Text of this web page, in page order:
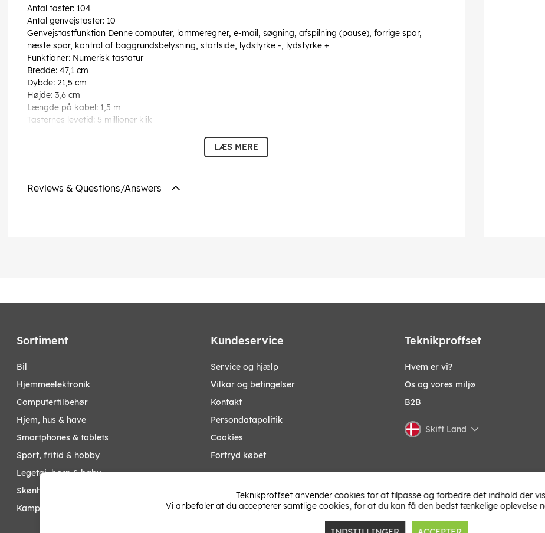
Antal taster: 104
Antal genvejstaster: 10
Genvejstastfunktion Denne computer, lommeregner, e-mail, søgning, afspilning (pause), forrige spor,
næste spor, kontrol af baggrundsbelysning, startside, lydstyrke -, lydstyrke +
Funktioner: Numerisk tastatur
Bredde: 47,1 cm
Dybde: 21,5 cm
Højde: 3,6 cm
Længde på kabel: 1,5 m
Tasternes levetid: 5 millioner klik
Denne tekst er automatisk oversat, og der kan forekomme fejl.
LÆS MERE
Reviews & Questions/Answers
Sortiment
bil
hjemmeelektronik
computertilbehør
hjem, hus & have
smartphones & tablets
sport, fritid & hobby
legetøj, børn & baby
skønhed & helse
kampagner
Kundeservice
Service og hjælp
Vilkar og betingelser
Kontakt
Persondatapolitik
Cookies
Fortryd købet
Teknikproffset
Hvem er vi?
Os og vores miljø
B2B
Skift Land
Teknikproffset anvender cookies tor at tilpasse og forbedre det indhold der
Vi anbefaler at du accepterer samtlige cookies, for at du kan få den bedst tænkelige oplevelse